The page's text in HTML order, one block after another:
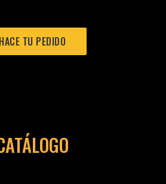
HACE TU PEDIDO